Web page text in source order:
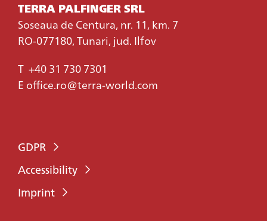
TERRA PALFINGER SRL
Soseaua de Centura, nr. 11, km. 7
RO-077180, Tunari, jud. Ilfov
T +40 31 730 7301
E office.ro@terra-world.com
GDPR
Accessibility
Imprint